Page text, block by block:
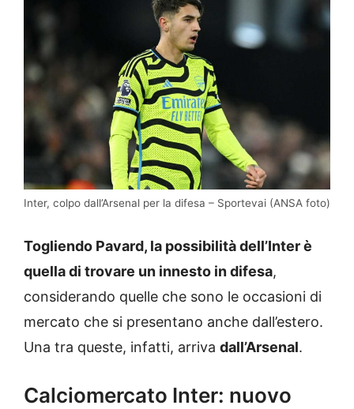
Inter, colpo dall’Arsenal per la difesa – Sportevai (ANSA foto)
Togliendo Pavard, la possibilità dell’Inter è
quella di trovare un innesto in difesa,
considerando quelle che sono le occasioni di
mercato che si presentano anche dall’estero.
Una tra queste, infatti, arriva dall’Arsenal.
Calciomercato Inter: nuovo